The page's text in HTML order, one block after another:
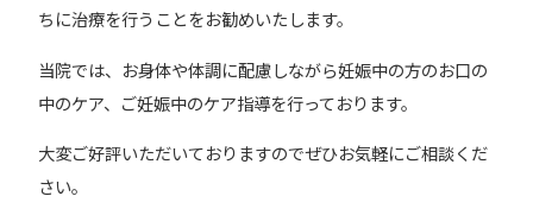
ちに治療を行うことをお勧めいたします。
当院では、お身体や体調に配慮しながら妊娠中の方のお口の
中のケア、ご妊娠中のケア指導を行っております。
大変ご好評いただいておりますのでぜひお気軽にご相談くだ
さい。